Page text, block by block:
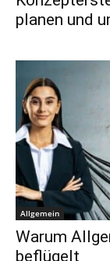
planen und
Allgemein
Warum
beflügelt